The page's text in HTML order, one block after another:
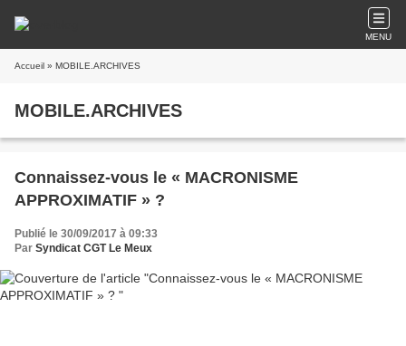
MENU
Accueil » MOBILE.ARCHIVES
MOBILE.ARCHIVES
Connaissez-vous le « MACRONISME
APPROXIMATIF » ?
Publié le 30/09/2017 à 09:33
Par Syndicat CGT Le Meux